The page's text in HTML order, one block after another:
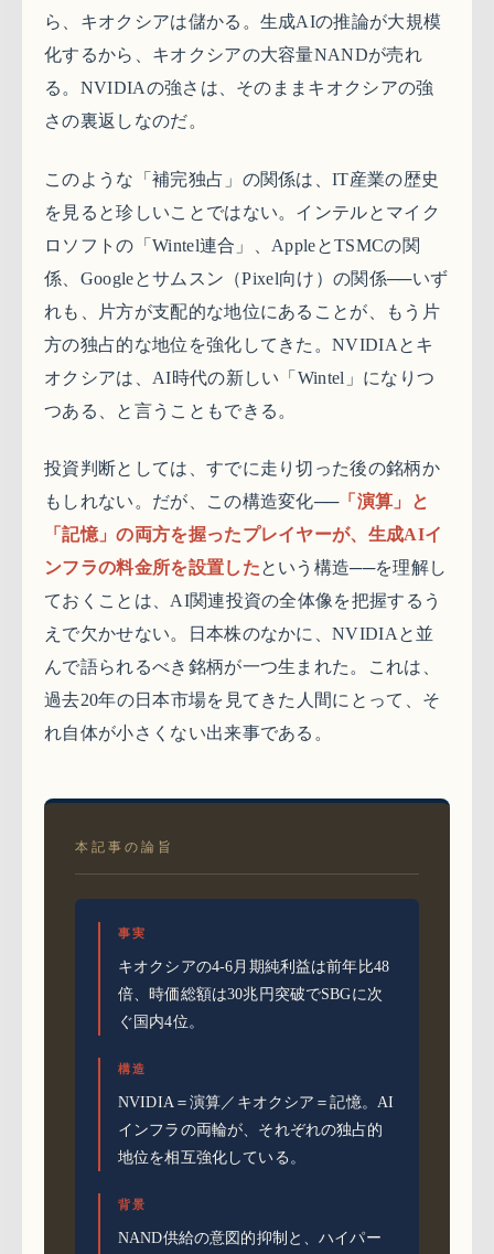
ら、キオクシアは儲かる。生成AIの推論が大規模
化するから、キオクシアの大容量NANDが売れ
る。NVIDIAの強さは、そのままキオクシアの強
さの裏返しなのだ。
このような「補完独占」の関係は、IT産業の歴史
を見ると珍しいことではない。インテルとマイク
ロソフトの「Wintel連合」、AppleとTSMCの関
係、Googleとサムスン（Pixel向け）の関係──いず
れも、片方が支配的な地位にあることが、もう片
方の独占的な地位を強化してきた。NVIDIAとキ
オクシアは、AI時代の新しい「Wintel」になりつ
つある、と言うこともできる。
投資判断としては、すでに走り切った後の銘柄か
もしれない。だが、この構造変化──「演算」と
「記憶」の両方を握ったプレイヤーが、生成AIイ
ンフラの料金所を設置したという構造──を理解し
ておくことは、AI関連投資の全体像を把握するう
えで欠かせない。日本株のなかに、NVIDIAと並
んで語られるべき銘柄が一つ生まれた。これは、
過去20年の日本市場を見てきた人間にとって、そ
れ自体が小さくない出来事である。
本記事の論旨
事実
キオクシアの4-6月期純利益は前年比48
倍、時価総額は30兆円突破でSBGに次
ぐ国内4位。
構造
NVIDIA＝演算／キオクシア＝記憶。AI
インフラの両輪が、それぞれの独占的
地位を相互強化している。
背景
NAND供給の意図的抑制と、ハイパー